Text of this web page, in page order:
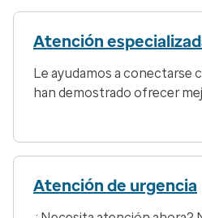
Atención
Le ayudamos a conectarse
han demostrado ofrecer
Atención de urgencia